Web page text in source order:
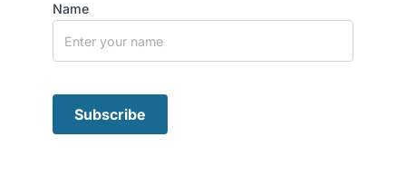
Name